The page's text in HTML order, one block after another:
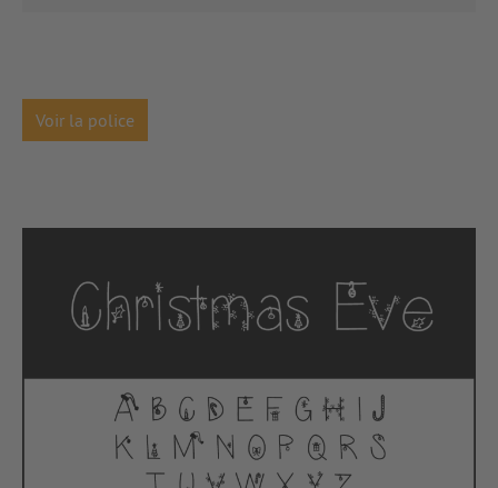
Voir la police